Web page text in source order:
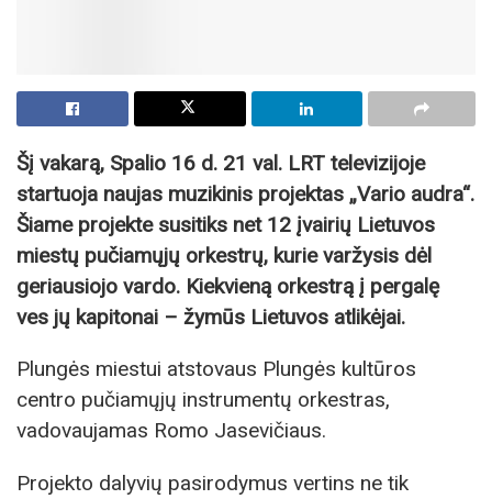
Šį vakarą, Spalio 16 d. 21 val. LRT televizijoje
startuoja naujas muzikinis projektas „Vario audra“.
Šiame projekte susitiks net 12 įvairių Lietuvos
miestų pučiamųjų orkestrų, kurie varžysis dėl
geriausiojo vardo. Kiekvieną orkestrą į pergalę
ves jų kapitonai – žymūs Lietuvos atlikėjai.
Plungės miestui atstovaus Plungės kultūros
centro pučiamųjų instrumentų orkestras,
vadovaujamas Romo Jasevičiaus.
Projekto dalyvių pasirodymus vertins ne tik